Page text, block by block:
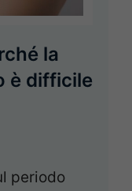
la
è difficile
periodo